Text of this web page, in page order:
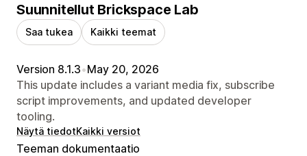
Suunnitellut Brickspace Lab
Saa tukea Kaikki teemat
Version 8.1.3•May 20, 2026
This update includes a variant media fix, subscribe
script improvements, and updated developer
tooling.
Näytä tiedotKaikki versiot
Teeman dokumentaatio